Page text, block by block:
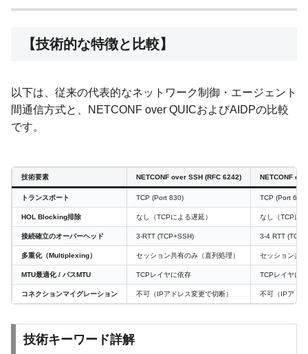
【技術的な特徴と比較】
以下は、従来の代表的なネットワーク制御・エージェント
間通信方式と、NETCONF over QUICおよびAIDPの比較
です。
技術要素 NETCONF over SSH (RFC 6242) NETCONF
トランスポート TCP (Port 830) TCP (Port
HOL Blocking排除 なし（TCPによる遅延） なし（TCPに
接続確立のオーバーヘッド 3-RTT (TCP+SSH) 3-4 RTT
多重化（Multiplexing） セッション共有のみ（直列処理） セッション共
MTU最適化 / パスMTU TCPレイヤに依存 TCPレイヤに
コネクションマイグレーション 不可（IPアドレス変更で切断） 不可（IPアド
技術キーワード詳解